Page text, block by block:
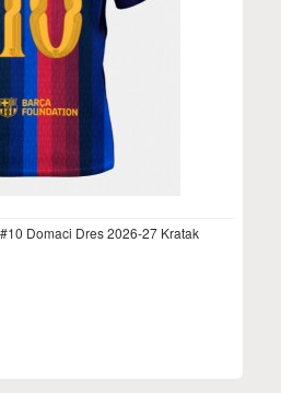
Domaci Dres 2026-27 Kratak